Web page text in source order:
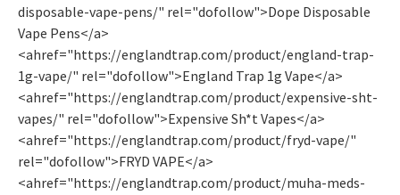
disposable-vape-pens/" rel="dofollow">Dope Disposable
Vape Pens</a>
<ahref="https://englandtrap.com/product/england-trap-
1g-vape/" rel="dofollow">England Trap 1g Vape</a>
<ahref="https://englandtrap.com/product/expensive-sht-
vapes/" rel="dofollow">Expensive Sh*t Vapes</a>
<ahref="https://englandtrap.com/product/fryd-vape/"
rel="dofollow">FRYD VAPE</a>
<ahref="https://englandtrap.com/product/muha-meds-